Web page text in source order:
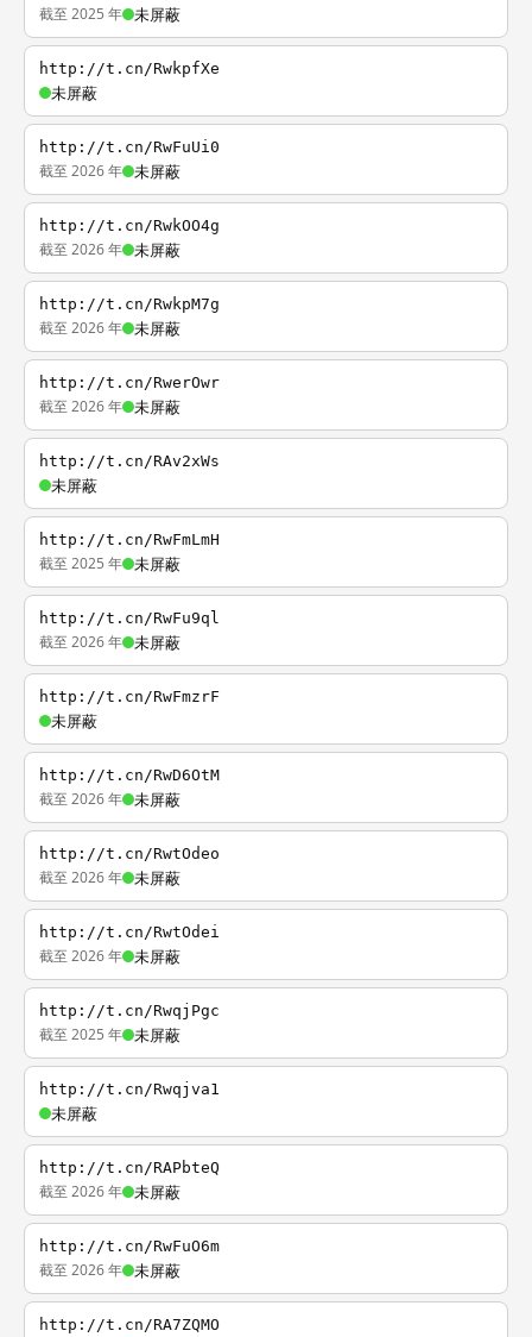
截至 2025 年 未屏蔽
http://t.cn/RwkpfXe
未屏蔽
http://t.cn/RwFuUi0
截至 2026 年 未屏蔽
http://t.cn/RwkOO4g
截至 2026 年 未屏蔽
http://t.cn/RwkpM7g
截至 2026 年 未屏蔽
http://t.cn/RwerOwr
截至 2026 年 未屏蔽
http://t.cn/RAv2xWs
未屏蔽
http://t.cn/RwFmLmH
截至 2025 年 未屏蔽
http://t.cn/RwFu9ql
截至 2026 年 未屏蔽
http://t.cn/RwFmzrF
未屏蔽
http://t.cn/RwD6OtM
截至 2026 年 未屏蔽
http://t.cn/RwtOdeo
截至 2026 年 未屏蔽
http://t.cn/RwtOdei
截至 2026 年 未屏蔽
http://t.cn/RwqjPgc
截至 2025 年 未屏蔽
http://t.cn/Rwqjva1
未屏蔽
http://t.cn/RAPbteQ
截至 2026 年 未屏蔽
http://t.cn/RwFuO6m
截至 2026 年 未屏蔽
http://t.cn/RA7ZQMO